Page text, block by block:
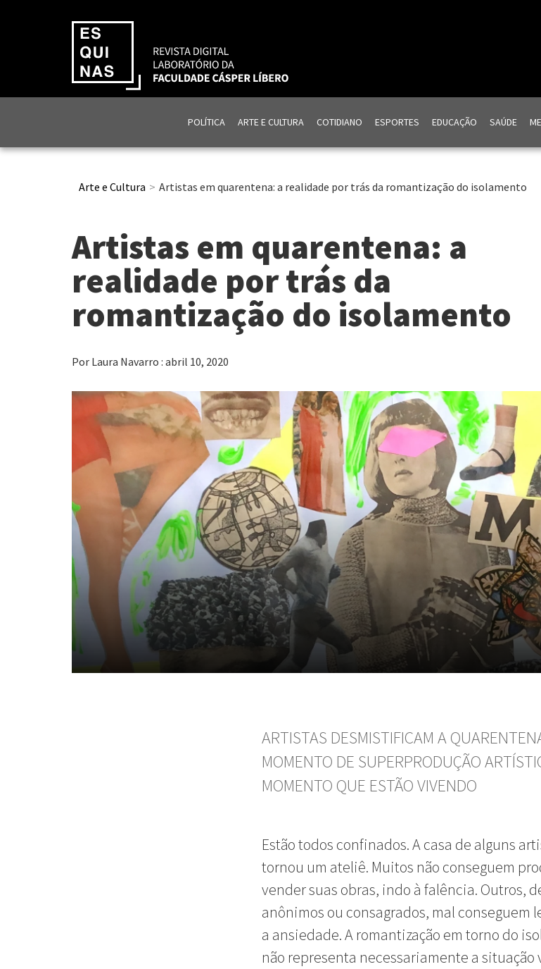
POLÍTICA ARTE E CULTURA COTIDIANO ESPORTES EDUCAÇÃO SAÚDE
Arte e Cultura Artistas em quarentena: a realidade por trás da romantização do isolamento
Artistas em quarentena: a
realidade por trás da
romantização do isolamento
Por Laura Navarro : abril 10, 2020
ARTISTAS DESMISTIFICAM A
MOMENTO DE SUPERPRODUÇÃO
MOMENTO QUE ESTÃO VIVENDO
Estão todos confinados. A casa de alguns
tornou um ateliê. Muitos não conseguem
vender suas obras, indo à falência. Outros,
anônimos ou consagrados, mal conseguem
a ansiedade. A romantização em torno do
não representa necessariamente a situação